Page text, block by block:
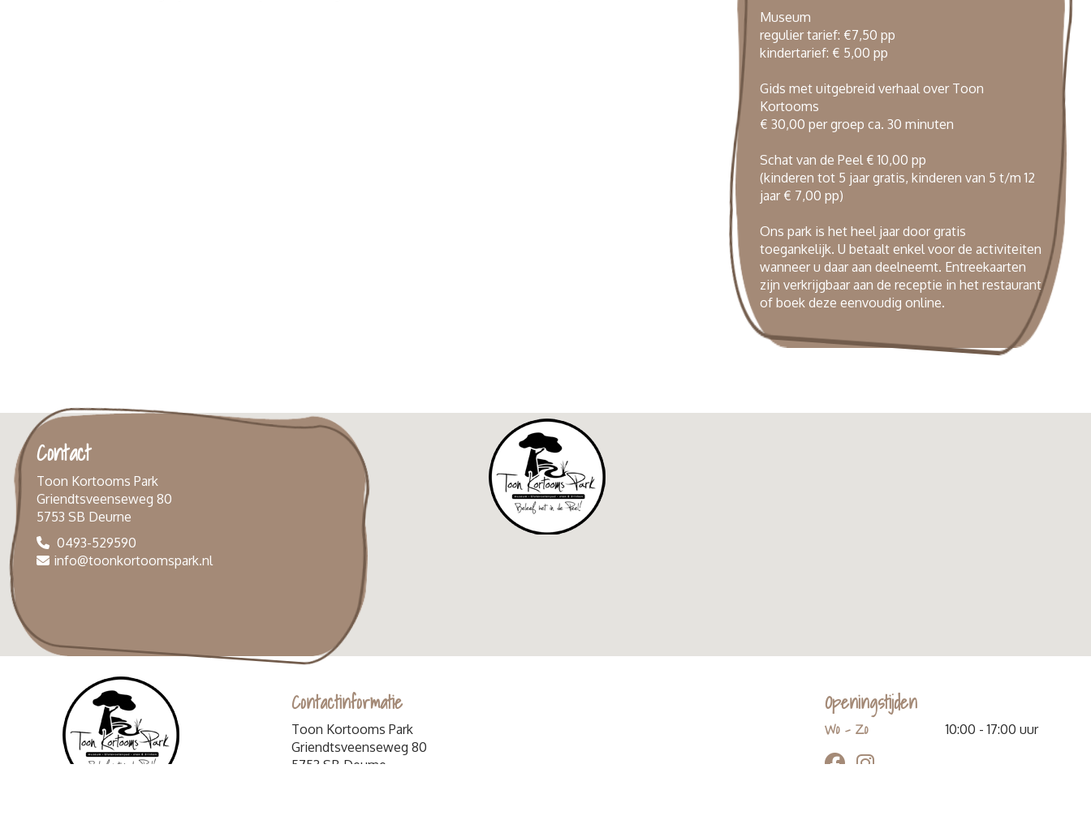
Museum
regulier tarief: €7,50 pp
kindertarief: € 5,00 pp
Gids met uitgebreid verhaal over Toon
Kortooms
€ 30,00 per groep ca. 30 minuten
Schat van de Peel € 10,00 pp
(kinderen tot 5 jaar gratis, kinderen van 5 t/m 12
jaar € 7,00 pp)
Ons park is het heel jaar door gratis
toegankelijk. U betaalt enkel voor de activiteiten
wanneer u daar aan deelneemt. Entreekaarten
zijn verkrijgbaar aan de receptie in het restaurant
of boek deze eenvoudig online.
Contact
Toon Kortooms Park
Griendtsveenseweg 80
5753 SB Deurne
0493-529590
info@toonkortoomspark.nl
Contactinformatie
Toon Kortooms Park
Griendtsveenseweg 80
5753 SB Deurne
Openingstijden
Wo - Zo 10:00 - 17:00 uur